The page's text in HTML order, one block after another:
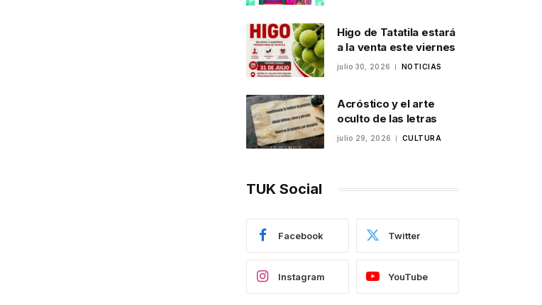
Higo de Tatatila estará
a la venta este viernes
julio 30, 2026 NOTICIAS
Acróstico y el arte
oculto de las letras
julio 29, 2026 CULTURA
TUK Social
Facebook Twitter
Instagram YouTube